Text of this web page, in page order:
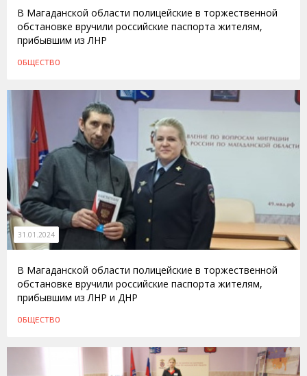
В Магаданской области полицейские в торжественной
обстановке вручили российские паспорта жителям,
прибывшим из ЛНР
ОБЩЕСТВО
31.01.2024
В Магаданской области полицейские в торжественной
обстановке вручили российские паспорта жителям,
прибывшим из ЛНР и ДНР
ОБЩЕСТВО